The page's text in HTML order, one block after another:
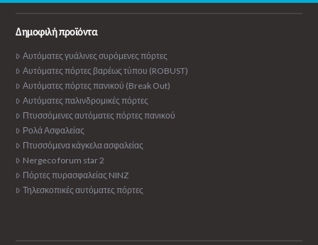
Δημοφιλή προϊόντα
Αυτόματες γυάλινες συρόμενες πόρτες
Αυτόματες πόρτες βαρέως τύπου (ROBUST)
Αυτόματες πόρτες πανικού (Break Out)
Αυτόματες παλινδρομικές πόρτες
Πτυσσόμενες αυτόματες πόρτες πανικού
Ρολά Ασφαλείας
Πτυσσόμενα κάγκελα ασφαλείας
Nergeco forum star 2
Πόρτες πυρασφαλείας NINZ
Τηλεσκοπικές αυτόματες πόρτες